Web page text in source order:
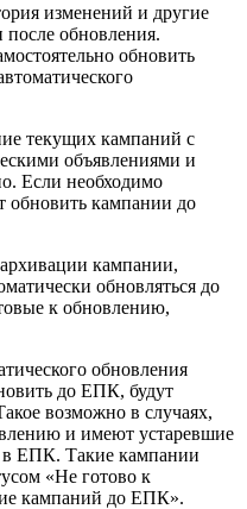
изменений и другие
после обновления.
обновить
текущих кампаний с
объявлениями и
Если необходимо
обновить кампании до
кампании,
обновляться до
к обновлению,
обновления
до ЕПК, будут
возможно в случаях,
и имеют устаревшие
в ЕПК. Такие кампании
«Не готово к
кампаний до ЕПК».